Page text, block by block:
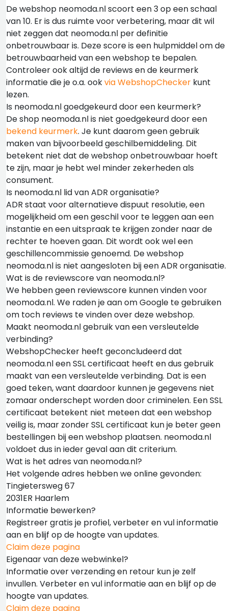
De webshop neomoda.nl scoort een 3 op een schaal
van 10. Er is dus ruimte voor verbetering, maar dit wil
niet zeggen dat neomoda.nl per definitie
onbetrouwbaar is. Deze score is een hulpmiddel om de
betrouwbaarheid van een webshop te bepalen.
Controleer ook altijd de reviews en de keurmerk
informatie die je o.a. ookvia WebshopChecker kunt
lezen.
Is neomoda.nl goedgekeurd door een keurmerk?
De shop neomoda.nl is niet goedgekeurd door een
bekend keurmerk. Je kunt daarom geen gebruik
maken van bijvoorbeeld geschilbemiddeling. Dit
betekent niet dat de webshop onbetrouwbaar hoeft
te zijn, maar je hebt wel minder zekerheden als
consument.
Is neomoda.nl lid van ADR organisatie?
ADR staat voor alternatieve dispuut resolutie, een
mogelijkheid om een geschil voor te leggen aan een
instantie en een uitspraak te krijgen zonder naar de
rechter te hoeven gaan. Dit wordt ook wel een
geschillencommissie genoemd. De webshop
neomoda.nl is niet aangesloten bij een ADR organisatie.
Wat is de reviewscore van neomoda.nl?
We hebben geen reviewscore kunnen vinden voor
neomoda.nl. We raden je aan om Google te gebruiken
om toch reviews te vinden over deze webshop.
Maakt neomoda.nl gebruik van een versleutelde
verbinding?
WebshopChecker heeft geconcludeerd dat
neomoda.nl een SSL certificaat heeft en dus gebruik
maakt van een versleutelde verbinding. Dat is een
goed teken, want daardoor kunnen je gegevens niet
zomaar onderschept worden door criminelen. Een SSL
certificaat betekent niet meteen dat een webshop
veilig is, maar zonder SSL certificaat kun je beter geen
bestellingen bij een webshop plaatsen. neomoda.nl
voldoet dus in ieder geval aan dit criterium.
Wat is het adres van neomoda.nl?
Het volgende adres hebben we online gevonden:
Tingietersweg 67
2031ER Haarlem
Informatie bewerken?
Registreer gratis je profiel, verbeter en vul informatie
aan en blijf op de hoogte van updates.
Claim deze pagina
Eigenaar van deze webwinkel?
Informatie over verzending en retour kun je zelf
invullen. Verbeter en vul informatie aan en blijf op de
hoogte van updates.
Claim deze pagina